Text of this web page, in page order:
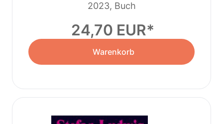
2023, Buch
24,70 EUR
Warenkorb